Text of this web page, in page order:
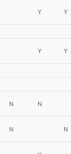
Y
Y
Y
Y
N
N
N
N